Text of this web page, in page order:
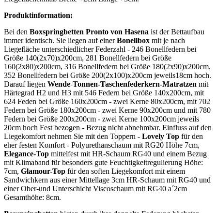
Produktinformation:
Bei den Boxspringbetten Pronto von Hasena ist der Bettaufbau
immer identisch. Sie liegen auf einerBonellbox mit je nach
Liegefläche unterschiedlicher Federzahl - 246 Bonellfedern bei
Größe 140(2x70)x200cm, 281 Bonellfedern bei Größe
160(2x80)x200cm, 316 Bonellfedern bei Größe 180(2x90)x200cm,
352 Bonellfedern bei Größe 200(2x100)x200cm jeweils18cm hoch.
Darauf liegen Wende-Tonnen-Taschenfederkern-Matratzen mit
Härtegrad H2 und H3 mit 546 Federn bei Größe 140x200cm, mit
624 Feden bei Größe 160x200cm - zwei Kerne 80x200cm, mit 702
Federn bei Größe 180x200cm - zwei Kerne 90x200cm und mit 780
Federn bei Größe 200x200cm - zwei Kerne 100x200cm jeweils
20cm hoch Fest bezogen - Bezug nicht abnehmbar. Einfluss auf den
Liegekomfort nehmen Sie mit den Toppern - Lovely Top für den
eher festen Komfort - Polyurethanschaum mit RG20 Höhe 7cm,
Elegance-Top mittelfest mit HR-Schaum RG40 und einem Bezug
mit Klimaband für besonders gute Feuchtigkeitregulierung Höhe:
7cm, Glamour-Top für den soften Liegekomfort mit einem
Sandwichkern aus einer Mittellage 3cm HR-Schaum mit RG40 und
einer Ober-und Unterschicht Viscoschaum mit RG40 a´2cm
Gesamthöhe: 8cm.